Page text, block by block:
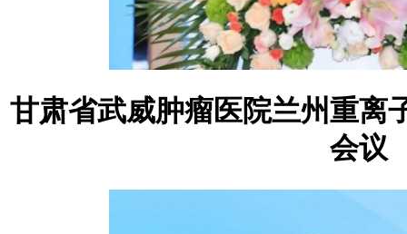
甘肃省武威肿瘤医院兰州重离
会议